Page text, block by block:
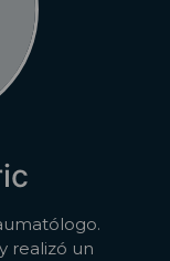
realizó un